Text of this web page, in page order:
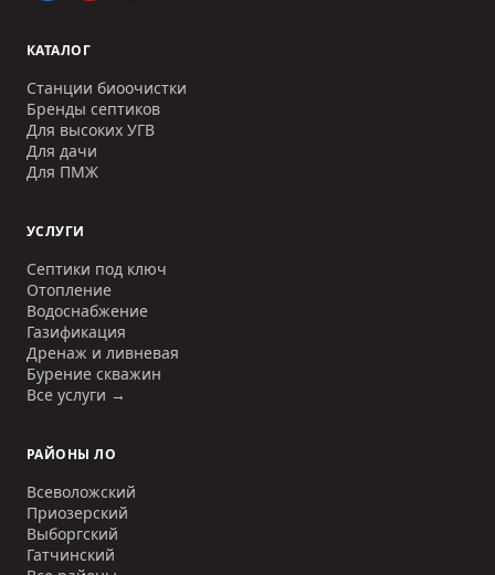
КАТАЛОГ
Станции биоочистки
Бренды септиков
Для высоких УГВ
Для дачи
Для ПМЖ
УСЛУГИ
Септики под ключ
Отопление
Водоснабжение
Газификация
Дренаж и ливневая
Бурение скважин
Все услуги →
РАЙОНЫ ЛО
Всеволожский
Приозерский
Выборгский
Гатчинский